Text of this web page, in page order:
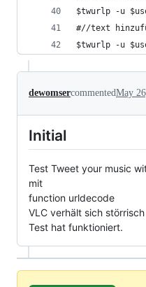
$twurlp -u
#//text
$twurlp -u
dewomsercommentedMay
Initial
Test Tweet your music
mit
function urldecode
VLC verhält sich störrisch
Test hat funktioniert.